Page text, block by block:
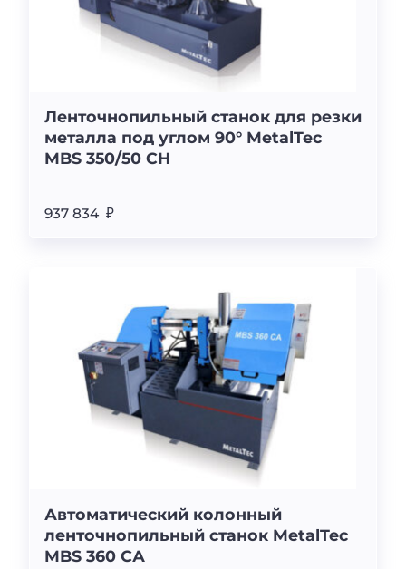
Ленточнопильный станок для резки
металла под углом 90° MetalTec
MBS 350/50 CH
937 834 ₽
Автоматический колонный
ленточнопильный станок MetalTec
MBS 360 CА